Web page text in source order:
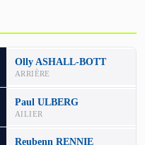
Olly ASHALL-BOTT
ARRIÈRE
Paul ULBERG
AILIER
Reubenn RENNIE